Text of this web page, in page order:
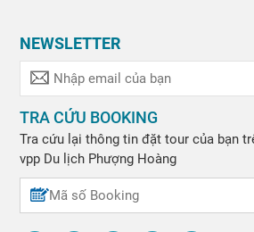
NEWSLETTER
TRA CỨU BOOKING
Tra cứu lại thông tin đặt tour của bạn
vpp Du lịch Phượng Hoàng